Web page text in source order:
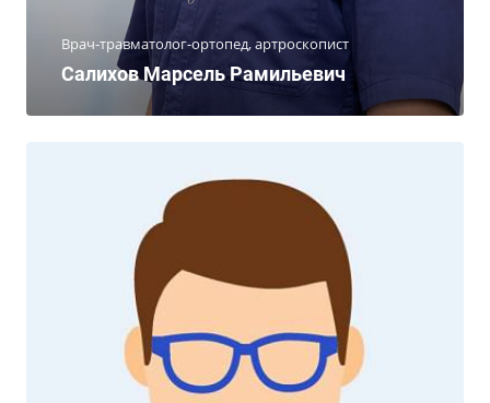
Врач-травматолог-ортопед, артроскопист
Салихов Марсель Рамильевич